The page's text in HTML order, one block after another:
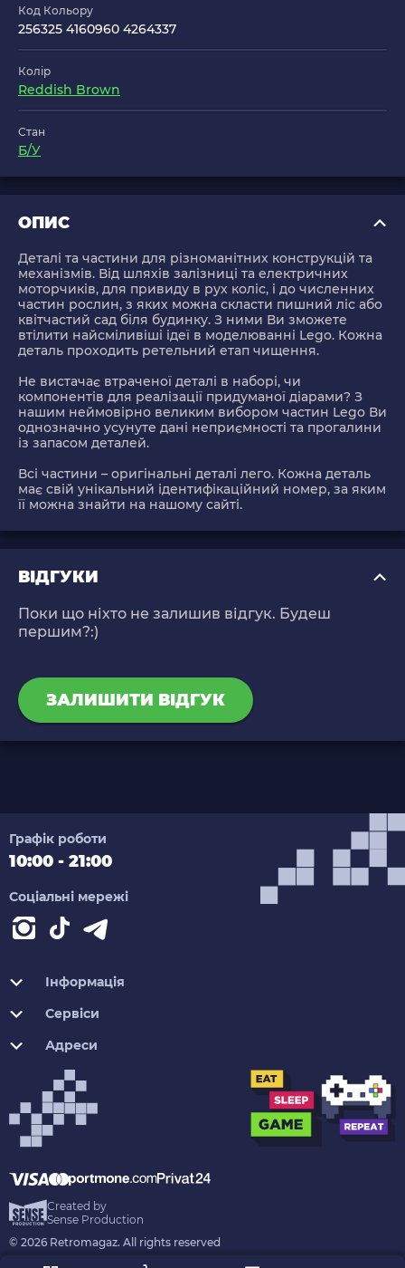
Код Кольору
256325 4160960 4264337
Колір
Reddish Brown
Стан
Б/У
ОПИС
Деталі та частини для різноманітних конструкцій та
механізмів. Від шляхів залізниці та електричних
моторчиків, для привиду в рух коліс, і до численних
частин рослин, з яких можна скласти пишний ліс або
квітчастий сад біля будинку. З ними Ви зможете
втілити найсміливіші ідеї в моделюванні Lego. Кожна
деталь проходить ретельний етап чищення.
Не вистачає втраченої деталі в наборі, чи
компонентів для реалізації придуманої діарами? З
нашим неймовірно великим вибором частин Lego Ви
однозначно усунуте дані неприємності та прогалини
із запасом деталей.
Всі частини – оригінальні деталі лего. Кожна деталь
має свій унікальний ідентифікаційний номер, за яким
її можна знайти на нашому сайті.
ВІДГУКИ
Поки що ніхто не залишив відгук. Будеш
першим?:)
ЗАЛИШИТИ ВІДГУК
Графік роботи
10:00 - 21:00
Соціальні мережі
Інформація
Сервіси
Адреси
Created by
Sense Production
© 2026 Retromagaz. All rights reserved